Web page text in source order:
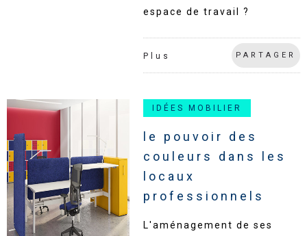
espace de travail ?
Plus PARTAGER
IDÉES MOBILIER
le pouvoir des
couleurs dans les
locaux
professionnels
L'aménagement de ses